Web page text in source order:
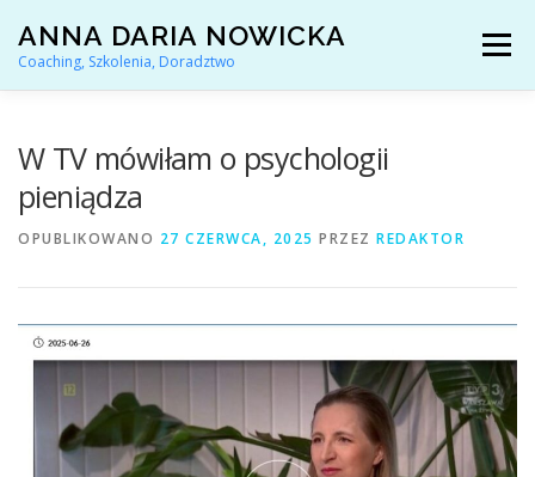
treści
ANNA DARIA NOWICKA
Coaching, Szkolenia, Doradztwo
Menu
KONTAKT
W TV mówiłam o psychologii
pieniądza
OPUBLIKOWANO 27 CZERWCA, 2025 PRZEZ REDAKTOR